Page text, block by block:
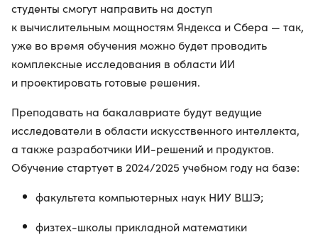
студенты смогут направить на доступ
к вычислительным мощностям Яндекса и Сбера — так,
уже во время обучения можно будет проводить
комплексные исследования в области ИИ
и проектировать готовые решения.
Преподавать на бакалавриате будут ведущие
исследователи в области искусственного интеллекта,
а также разработчики ИИ-решений и продуктов.
Обучение стартует в 2024/2025 учебном году на базе:
факультета компьютерных наук НИУ ВШЭ;
физтех-школы прикладной математики